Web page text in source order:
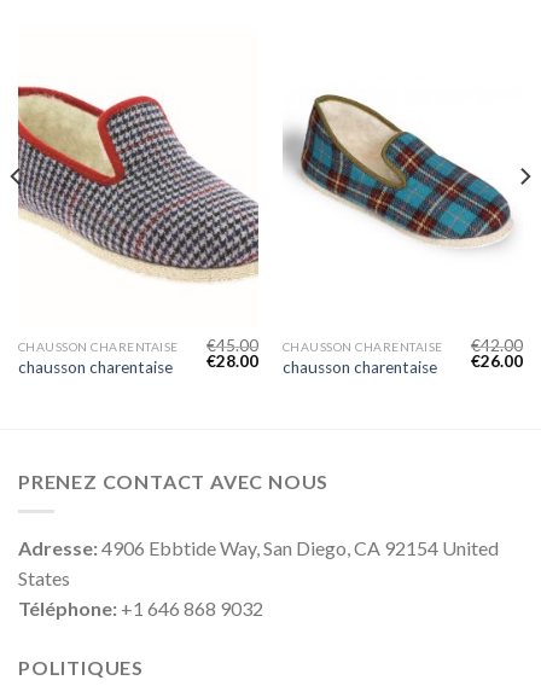
CHAUSSON CHARENTAISE
chausson charentaise
€45.00
€28.00
CHAUSSON CHARENTAISE
chausson charentaise
€42.00
€26.00
PRENEZ CONTACT AVEC NOUS
Adresse:4906 Ebbtide Way, San Diego, CA 92154 United
States
Téléphone: +1 646 868 9032
POLITIQUES